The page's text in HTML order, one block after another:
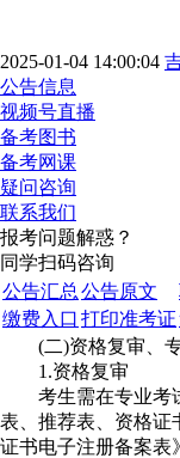
2025-01-04 14:00:04
公告信息
视频号直播
备考图书
备考网课
疑问咨询
联系我们
报考问题解惑？
同学扫码咨询
公告汇总 公告原文
缴费入口 打印准考证
(二)资格复审、专
1.资格复审
考生需在专业考试
表、推荐表、资格证
证书电子注册备案表